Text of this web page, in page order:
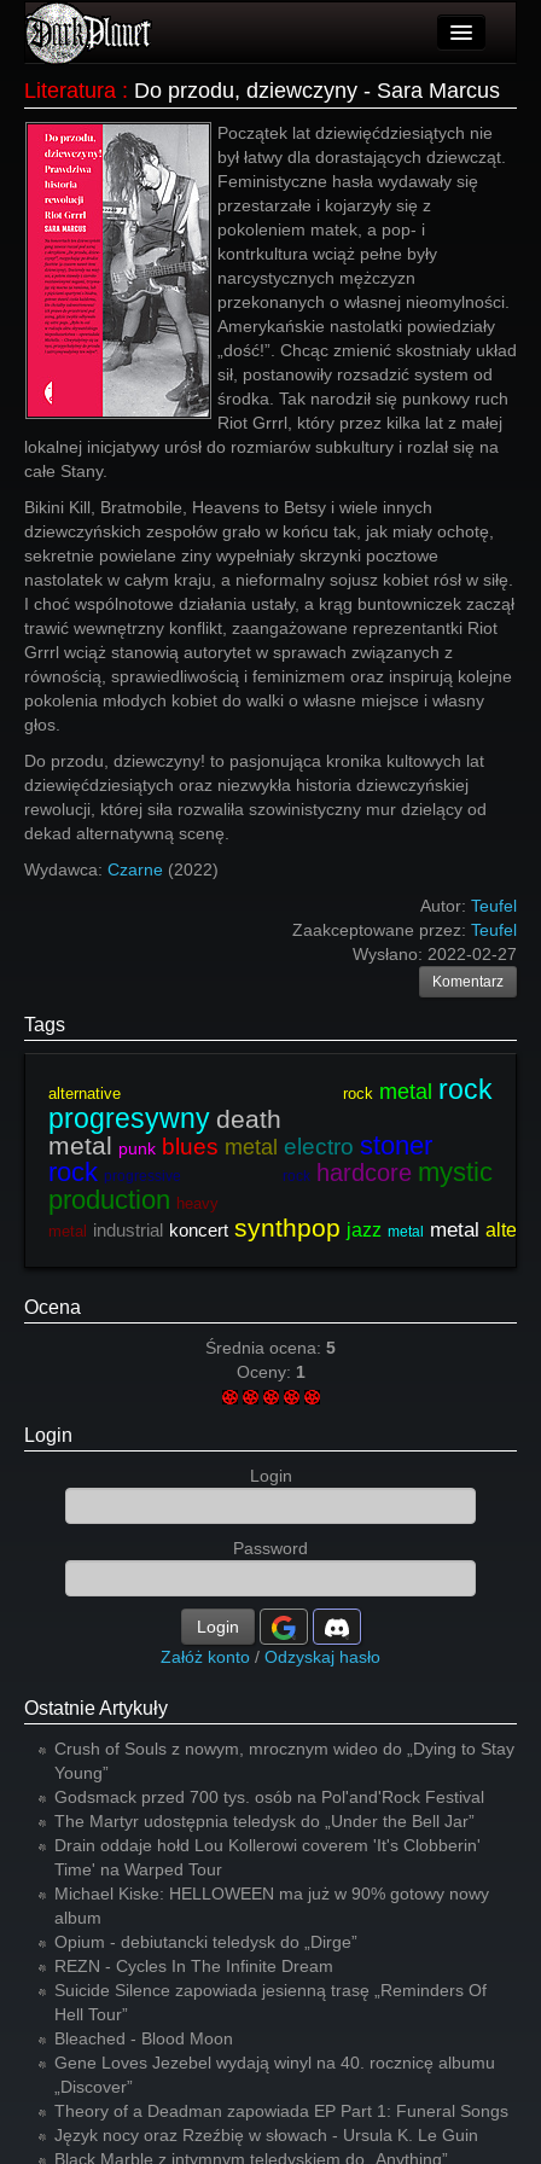
Użytkownicy
Wydarzenia
Galeria
Forum
Więcej
Login
Literatura : Do przodu, dziewczyny - Sara Marcus
Początek lat dziewięćdziesiątych nie
był łatwy dla dorastających dziewcząt.
Feministyczne hasła wydawały się
przestarzałe i kojarzyły się z
pokoleniem matek, a pop- i
kontrkultura wciąż pełne były
narcystycznych mężczyzn
przekonanych o własnej nieomylności.
Amerykańskie nastolatki powiedziały
„dość!”. Chcąc zmienić skostniały układ
sił, postanowiły rozsadzić system od
środka. Tak narodził się punkowy ruch
Riot Grrrl, który przez kilka lat z małej
lokalnej inicjatywy urósł do rozmiarów subkultury i rozlał się na
całe Stany.
Bikini Kill, Bratmobile, Heavens to Betsy i wiele innych
dziewczyńskich zespołów grało w końcu tak, jak miały ochotę,
sekretnie powielane ziny wypełniały skrzynki pocztowe
nastolatek w całym kraju, a nieformalny sojusz kobiet rósł w siłę.
I choć wspólnotowe działania ustały, a krąg buntowniczek zaczął
trawić wewnętrzny konflikt, zaangażowane reprezentantki Riot
Grrrl wciąż stanowią autorytet w sprawach związanych z
równością, sprawiedliwością i feminizmem oraz inspirują kolejne
pokolenia młodych kobiet do walki o własne miejsce i własny
głos.
Do przodu, dziewczyny! to pasjonująca kronika kultowych lat
dziewięćdziesiątych oraz niezwykła historia dziewczyńskiej
rewolucji, której siła rozwaliła szowinistyczny mur dzielący od
dekad alternatywną scenę.
Wydawca: Czarne (2022)
Autor: Teufel
Zaakceptowane przez: Teufel
Wysłano: 2022-02-27
Komentarz
Tags
alternative rock metal rock
progresywny death
metal punk blues metal electro stoner
rock progressive rock hardcore mystic
production heavy
metal industrial koncert synthpop jazz metal metal
Ocena
Średnia ocena: 5
Oceny: 1
Login
Login
Password
Login
Załóż konto / Odzyskaj hasło
Ostatnie Artykuły
Crush of Souls z nowym, mrocznym wideo do „Dying to Stay
Young”
Godsmack przed 700 tys. osób na Pol'and'Rock Festival
The Martyr udostępnia teledysk do „Under the Bell Jar”
Drain oddaje hołd Lou Kollerowi coverem 'It's Clobberin'
Time' na Warped Tour
Michael Kiske: HELLOWEEN ma już w 90% gotowy nowy
album
Opium - debiutancki teledysk do „Dirge”
REZN - Cycles In The Infinite Dream
Suicide Silence zapowiada jesienną trasę „Reminders Of
Hell Tour”
Bleached - Blood Moon
Gene Loves Jezebel wydają winyl na 40. rocznicę albumu
„Discover”
Theory of a Deadman zapowiada EP Part 1: Funeral Songs
Język nocy oraz Rzeźbię w słowach - Ursula K. Le Guin
Black Marble z intymnym teledyskiem do „Anything”